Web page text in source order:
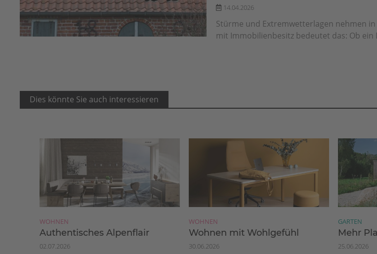
14.04.2026
Stürme und Extremwetterlagen nehmen
mit Immobilienbesitz bedeutet das: Ob ein
Dies könnte Sie auch interessieren
WOHNEN
Authentisches Alpenflair
02.07.2026
WOHNEN
Wohnen mit Wohlgefühl
30.06.2026
GARTEN
Mehr
25.06.2026